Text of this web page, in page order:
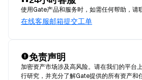
使用Gate产品和服务时，如需任何帮助，请
在线客服邮箱提交工单
免责声明
加密资产市场涉及高风险。请在我们的平台
行研究，并充分了解Gate提供的所有资产和